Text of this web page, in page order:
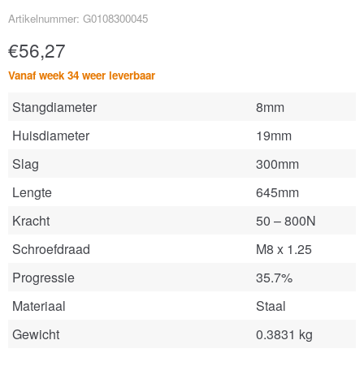
Artikelnummer: G0108300045
€56,27
Vanaf week 34 weer leverbaar
Stangdiameter
8mm
Huisdiameter
19mm
Slag
300mm
Lengte
645mm
Kracht
50 – 800N
Schroefdraad
M8 x 1.25
Progressie
35.7%
Materiaal
Staal
Gewicht
0.3831 kg